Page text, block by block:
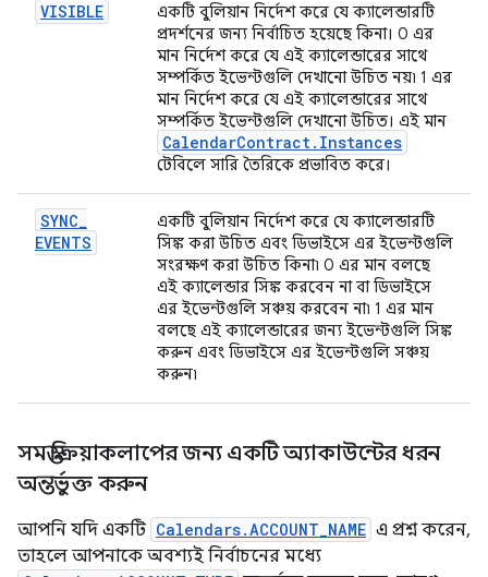
VISIBLE
একটি বুলিয়ান নির্দেশ করে যে ক্যালেন্ডারটি
প্রদর্শনের জন্য নির্বাচিত হয়েছে কিনা। 0 এর
মান নির্দেশ করে যে এই ক্যালেন্ডারের সাথে
সম্পর্কিত ইভেন্টগুলি দেখানো উচিত নয়৷ 1 এর
মান নির্দেশ করে যে এই ক্যালেন্ডারের সাথে
সম্পর্কিত ইভেন্টগুলি দেখানো উচিত। এই মান
CalendarContract. Instances
টেবিলে সারি তৈরিকে প্রভাবিত করে।
SYNC_
EVENTS
একটি বুলিয়ান নির্দেশ করে যে ক্যালেন্ডারটি
সিঙ্ক করা উচিত এবং ডিভাইসে এর ইভেন্টগুলি
সংরক্ষণ করা উচিত কিনা৷ 0 এর মান বলছে
এই ক্যালেন্ডার সিঙ্ক করবেন না বা ডিভাইসে
এর ইভেন্টগুলি সঞ্চয় করবেন না৷ 1 এর মান
বলছে এই ক্যালেন্ডারের জন্য ইভেন্টগুলি সিঙ্ক
করুন এবং ডিভাইসে এর ইভেন্টগুলি সঞ্চয়
করুন৷
সমস্ত ক্রিয়াকলাপের জন্য একটি অ্যাকাউন্টের ধরন
অন্তর্ভুক্ত করুন
আপনি যদি একটি Calendars.ACCOUNT_NAME এ প্রশ্ন করেন,
তাহলে আপনাকে অবশ্যই নির্বাচনের মধ্যে